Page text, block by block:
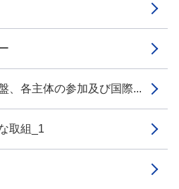
各主体の参加及び国際...
取組_1